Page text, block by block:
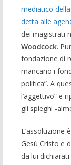
mediatico
detta alle
dei magistrati
Woodcock.
fondazione di
mancano i
politica”. A
l’aggettivo” e
gli spieghi -
L’assoluzione
Gesù Cristo e
da lui